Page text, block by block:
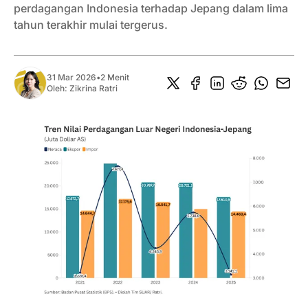
perdagangan Indonesia terhadap Jepang dalam lima
tahun terakhir mulai tergerus.
31 Mar 2026•2 Menit
Oleh: Zikrina Ratri